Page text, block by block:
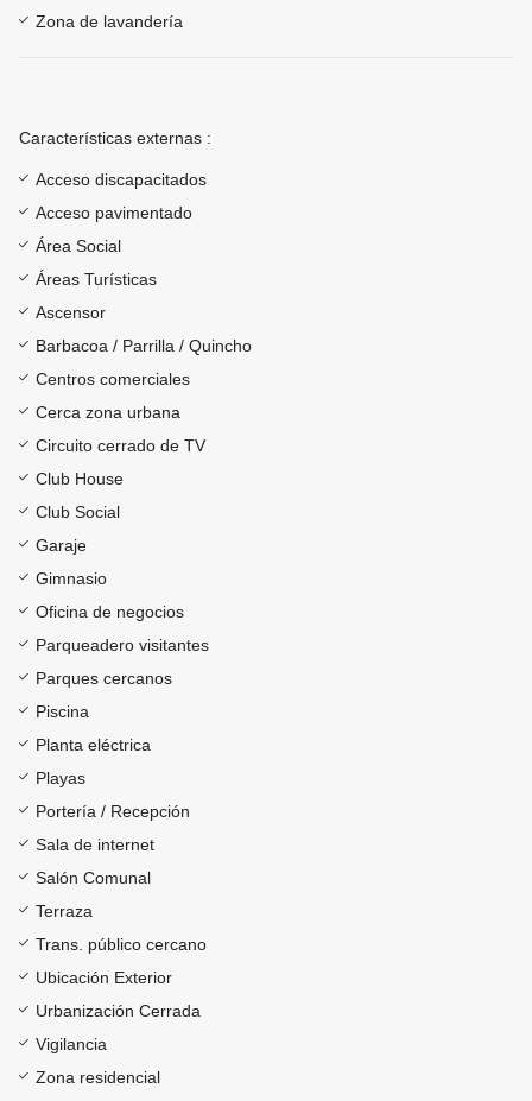
Zona de lavandería
Características externas :
Acceso discapacitados
Acceso pavimentado
Área Social
Áreas Turísticas
Ascensor
Barbacoa / Parrilla / Quincho
Centros comerciales
Cerca zona urbana
Circuito cerrado de TV
Club House
Club Social
Garaje
Gimnasio
Oficina de negocios
Parqueadero visitantes
Parques cercanos
Piscina
Planta eléctrica
Playas
Portería / Recepción
Sala de internet
Salón Comunal
Terraza
Trans. público cercano
Ubicación Exterior
Urbanización Cerrada
Vigilancia
Zona residencial